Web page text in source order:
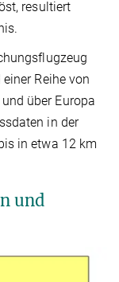
resultiert
Reihe von
über Europa
in der
in etwa 12 km
und